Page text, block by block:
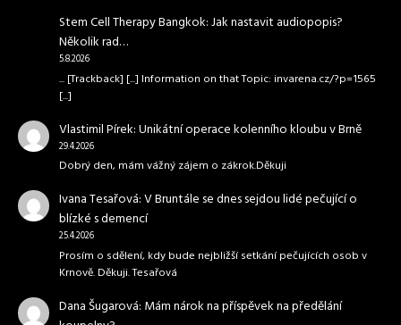
Stem Cell Therapy Bangkok:Jak nastavit audiopopis?
Několik rad…
5.8.2026
... [Trackback] [...] Information on that Topic: invarena.cz/?p=1565
[...]
Vlastimil Pírek:Unikátní operace kolenního kloubu v Brně
29.4.2026
Dobrý den, mám vážný zájem o zákrok.Děkuji
Ivana Tesařová:V Bruntále se dnes sejdou lidé pečující o
blízké s demencí
25.4.2026
Prosím o sdělení, kdy bude nejbližší setkání pečujících osob v
Krnově. Děkuji. Tesařová
Dana Šugarová: Mám nárok na příspěvek na předělání